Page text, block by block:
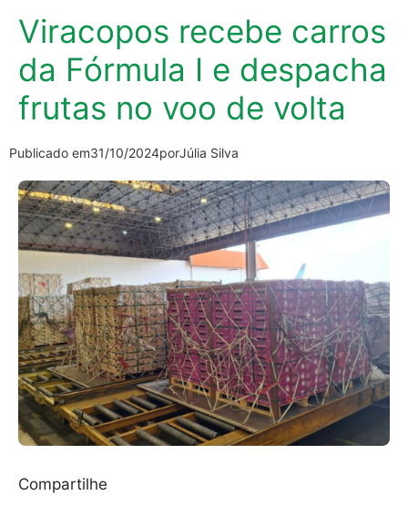
Viracopos recebe carros
da Fórmula I e despacha
frutas no voo de volta
Publicado em31/10/2024porJúlia Silva
Compartilhe